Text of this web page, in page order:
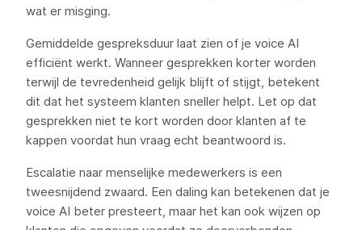
wat er misging.
Gemiddelde gespreksduur laat zien of je voice AI
efficiënt werkt. Wanneer gesprekken korter worden
terwijl de tevredenheid gelijk blijft of stijgt, betekent
dit dat het systeem klanten sneller helpt. Let op dat
gesprekken niet te kort worden door klanten af te
kappen voordat hun vraag echt beantwoord is.
Escalatie naar menselijke medewerkers is een
tweesnijdend zwaard. Een daling kan betekenen dat je
voice AI beter presteert, maar het kan ook wijzen op